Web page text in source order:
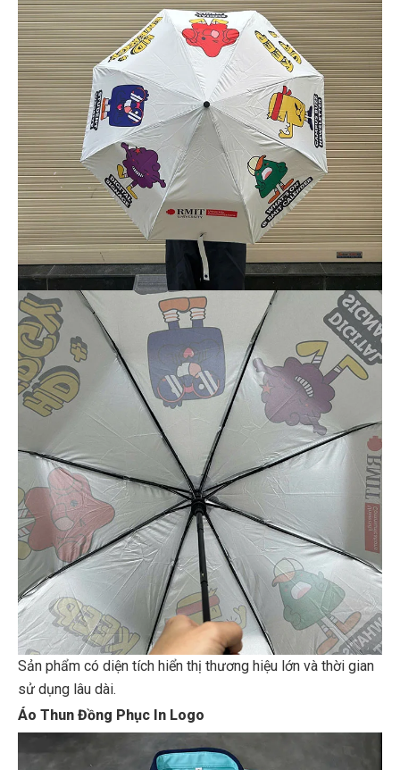
Sản phẩm có diện tích hiển thị thương hiệu lớn và thời gian
sử dụng lâu dài.
Áo Thun Đồng Phục In Logo